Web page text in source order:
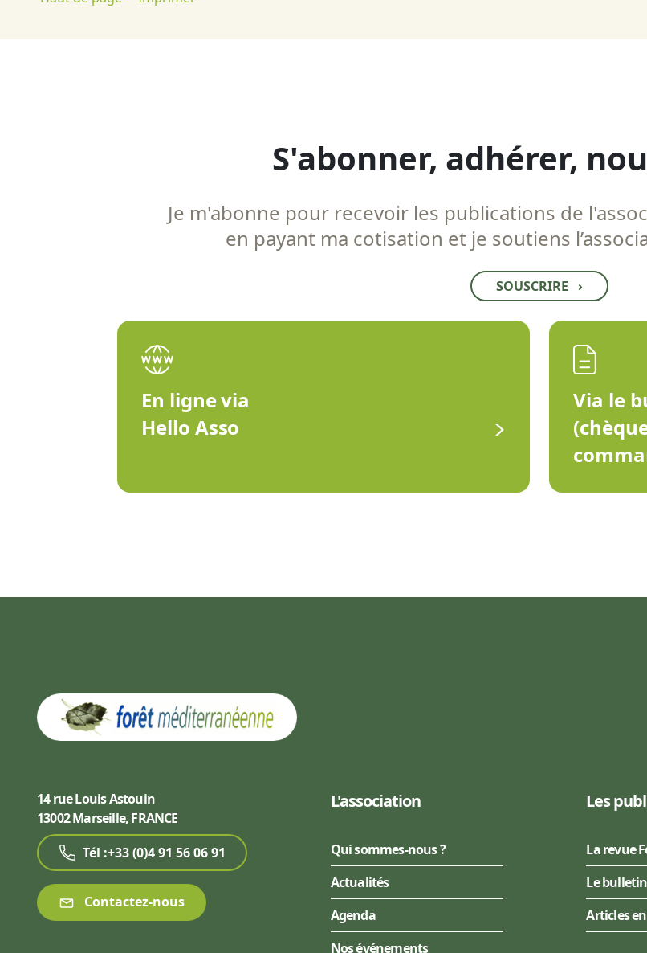
S'abonner, adhérer,
Je m'abonne pour recevoir les publications de
en payant ma cotisation et je soutiens
SOUSCRIRE ›
En ligne via
Hello Asso
Via le
14 rue Louis Astouin
13002 Marseille, FRANCE
Tél :+33 (0)4 91 56 06 91
Contactez-nous
L'association
Qui sommes-nous ?
Actualités
Agenda
Nos événements
Les
La revue
Le
Articles